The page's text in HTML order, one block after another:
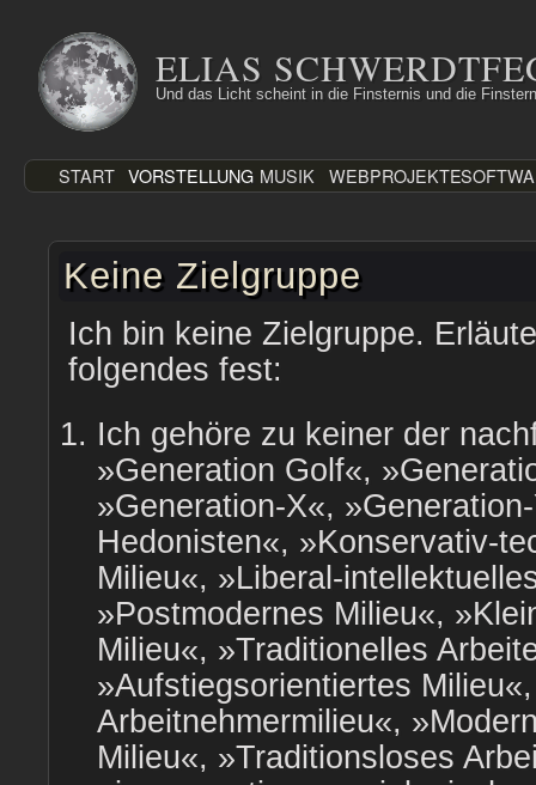
Inhalt
springen
ELIAS
Und das Licht scheint in die Finsternis und die
START VORSTELLUNG MUSIK WEBPROJEKTE
Keine Zielgruppe
Ich bin keine Zielgruppe.
folgendes fest:
Ich gehöre zu keiner der
»Generation Golf«,
»Generation-X«,
Hedonisten«, »Konservativ-
Milieu«, »Liberal-
»Postmodernes Milieu«,
Milieu«, »Traditionelles
»Aufstiegsorientiertes
Arbeitnehmermilieu«,
Milieu«, »Traditionsloses